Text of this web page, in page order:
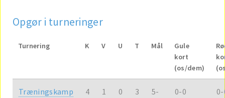
Opgør i turneringer
Turnering K V U T Mål
Gule
kort
(os/dem)
Træningskamp 4 1 0 3
5-
0-0